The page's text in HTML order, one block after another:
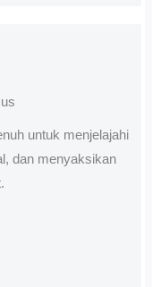
untuk menjelajahi
dan menyaksikan